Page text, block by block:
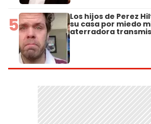
5 Los hijos de Perez
su casa por miedo
aterradora